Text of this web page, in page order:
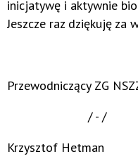
inicjatywę i aktywnie
Jeszcze raz dziękuję za
Przewodniczący ZG
/ - /
Krzysztof Hetman